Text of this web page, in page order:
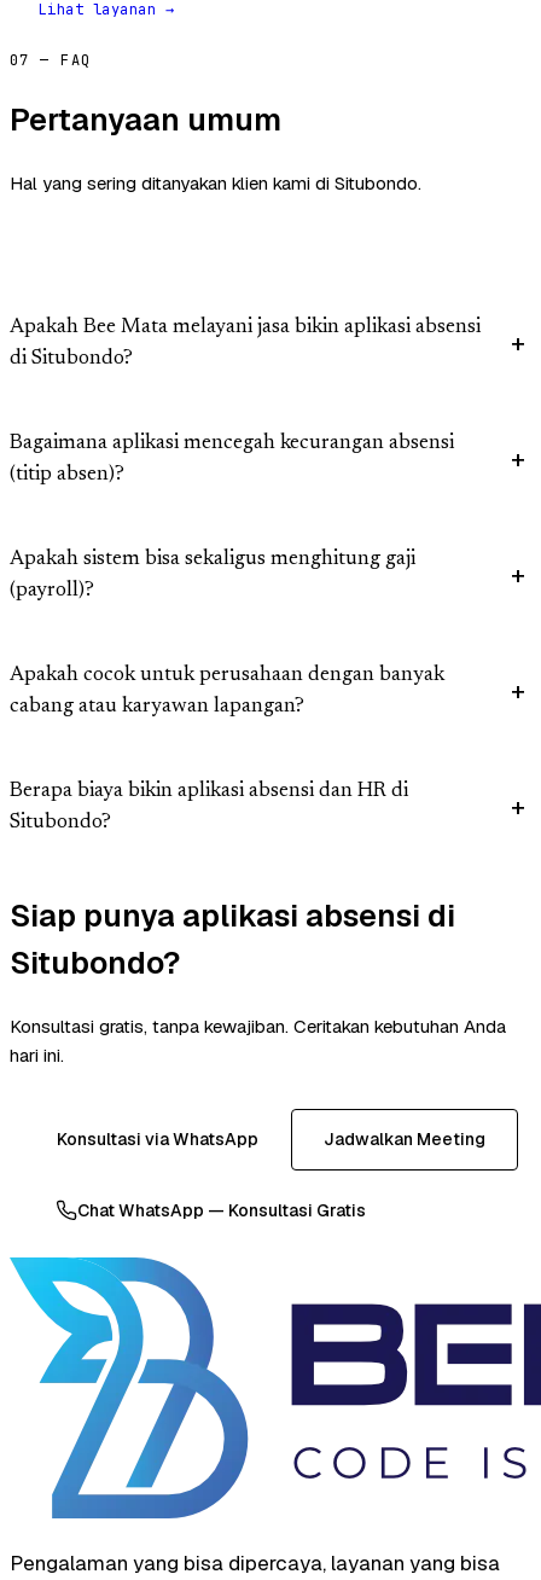
Lihat layanan →
07 — FAQ
Pertanyaan umum
Hal yang sering ditanyakan klien kami di Situbondo.
Apakah Bee Mata melayani jasa bikin aplikasi absensi
di Situbondo?
Bagaimana aplikasi mencegah kecurangan absensi
(titip absen)?
Apakah sistem bisa sekaligus menghitung gaji
(payroll)?
Apakah cocok untuk perusahaan dengan banyak
cabang atau karyawan lapangan?
Berapa biaya bikin aplikasi absensi dan HR di
Situbondo?
Siap punya aplikasi absensi di
Situbondo?
Konsultasi gratis, tanpa kewajiban. Ceritakan kebutuhan Anda
hari ini.
Konsultasi via WhatsApp Jadwalkan Meeting
Chat WhatsApp — Konsultasi Gratis
Pengalaman yang bisa dipercaya, layanan yang bisa